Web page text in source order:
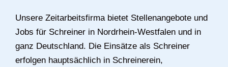
Unsere Zeitarbeitsfirma bietet Stellenangebote und
Jobs für Schreiner in Nordrhein-Westfalen und in
ganz Deutschland. Die Einsätze als Schreiner
erfolgen hauptsächlich in Schreinerein,